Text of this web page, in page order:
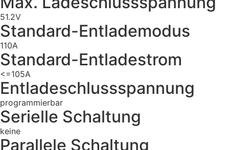
51.2V
Standard-Entlademodus
110A
Standard-Entladestrom
<=105A
Entladeschlussspannung
programmierbar
Serielle Schaltung
keine
Parallele Schaltung